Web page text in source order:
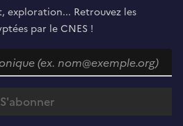
exploration... Retrouvez les
par le CNES !